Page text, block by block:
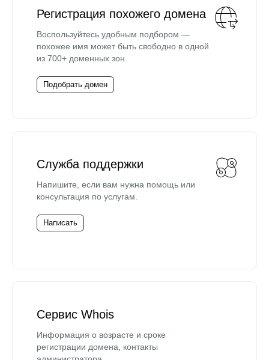
Регистрация похожего домена
Воспользуйтесь удобным подбором —
похожее имя может быть свободно в одной
из 700+ доменных зон.
Подобрать домен
Служба поддержки
Напишите, если вам нужна помощь или
консультация по услугам.
Написать
Сервис Whois
Информация о возрасте и сроке
регистрации домена, контакты